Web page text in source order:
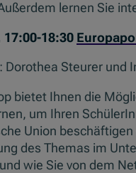
lernen Sie
17:00-18:30
Dorothea Steurer und
bietet Ihnen die
um Ihren
Union
des Themas im
wie Sie von dem